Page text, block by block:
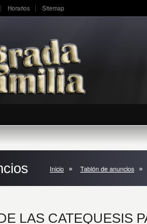
Horarios Sitemap
Inicio Tablón de anuncios
LAS CATEQUESIS